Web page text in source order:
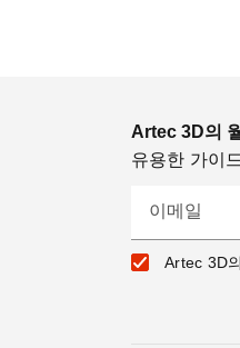
Artec 3D의
유용한 가이
이메일
Artec 3D